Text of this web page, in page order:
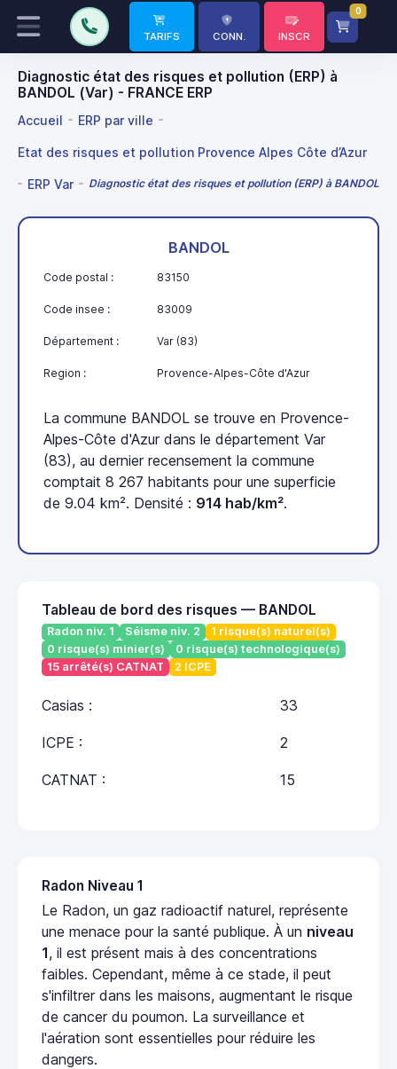
TARIFS CONN. INSCR
0
Diagnostic état des risques et pollution (ERP) à
BANDOL (Var) - FRANCE ERP
Accueil ERP par ville
Etat des risques et pollution Provence Alpes Côte d’Azur
ERP Var Diagnostic état des risques et pollution (ERP) à BANDOL
BANDOL
Code postal : 83150
Code insee : 83009
Département : Var (83)
Region : Provence-Alpes-Côte d'Azur
La commune BANDOL se trouve en Provence-
Alpes-Côte d'Azur dans le département Var
(83), au dernier recensement la commune
comptait 8 267 habitants pour une superficie
de 9.04 km². Densité : 914 hab/km².
Tableau de bord des risques — BANDOL
Radon niv. 1 Séisme niv. 2
1 risque(s) naturel(s)
0 risque(s) minier(s)
0 risque(s) technologique(s)
15 arrêté(s) CATNAT
2 ICPE
Casias : 33
ICPE : 2
CATNAT : 15
Radon Niveau 1
Le Radon, un gaz radioactif naturel, représente
une menace pour la santé publique. À un niveau
1, il est présent mais à des concentrations
faibles. Cependant, même à ce stade, il peut
s'infiltrer dans les maisons, augmentant le risque
de cancer du poumon. La surveillance et
l'aération sont essentielles pour réduire les
dangers.